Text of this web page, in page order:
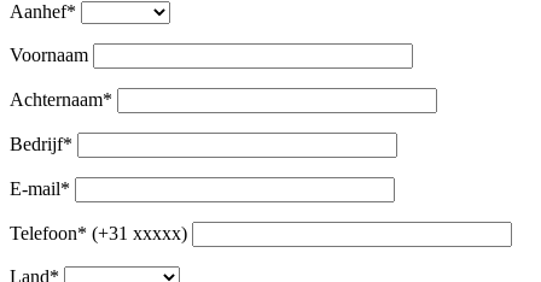
Aanhef*
Voornaam
Achternaam*
Bedrijf*
E-mail*
Telefoon* (+31 xxxxx)
Land*